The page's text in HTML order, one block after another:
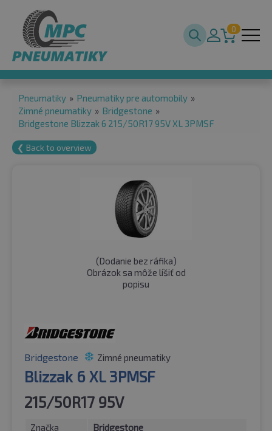
0
Pneumatiky » Pneumatiky pre automobily »
Zimné pneumatiky » Bridgestone »
Bridgestone Blizzak 6 215/50R17 95V XL 3PMSF
❮ Back to overview
(Dodanie bez ráfika)
Obrázok sa môže líšiť od
popisu
Bridgestone Zimné pneumatiky
Blizzak 6 XL 3PMSF
215/50R17 95V
Značka
Bridgestone